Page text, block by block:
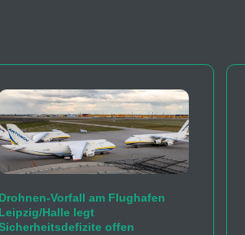
Drohnen-Vorfall am Flughafen
Leipzig/Halle legt
offen